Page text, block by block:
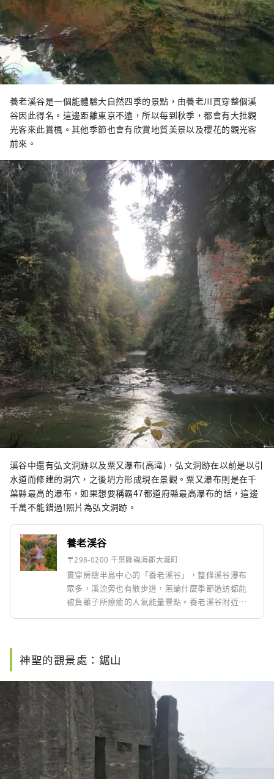
養老溪谷是一個能體驗大自然四季的景點，由養老川貫穿整個溪
谷因此得名。這邊距離東京不遠，所以每到秋季，都會有大批觀
光客來此賞楓。其他季節也會有欣賞地質美景以及櫻花的觀光客
前來。
溪谷中還有弘文洞跡以及粟又瀑布(高滝)，弘文洞跡在以前是以引
水道而修建的洞穴，之後坍方形成現在景觀。粟又瀑布則是在千
葉縣最高的瀑布，如果想要稱霸47都道府縣最高瀑布的話，這邊
千萬不能錯過!照片為弘文洞跡。
養老渓谷
〒298-0200 千葉縣磯海郡大瀧町
貫穿房總半島中心的「養老溪谷」，整條溪谷瀑布
眾多，溪流旁也有散步道，無論什麼季節造訪都能
被負離子所療癒的人氣能量景點。養老溪谷附近還
神聖的觀景處：鋸山